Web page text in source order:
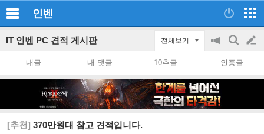
인벤
IT 인벤 PC 견적 게시판 전체보기
공
on/off
검
색
글
쓰
내글 내 댓글 10추글 인증글
[추천] 370만원대 참고 견적입니다.